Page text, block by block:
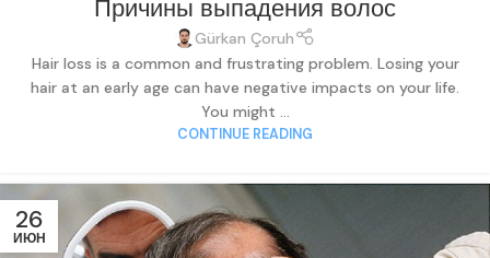
Причины выпадения волос
Gürkan Çoruh
Hair loss is a common and frustrating problem. Losing your
hair at an early age can have negative impacts on your life.
You might ...
CONTINUE READING
26
ИЮН